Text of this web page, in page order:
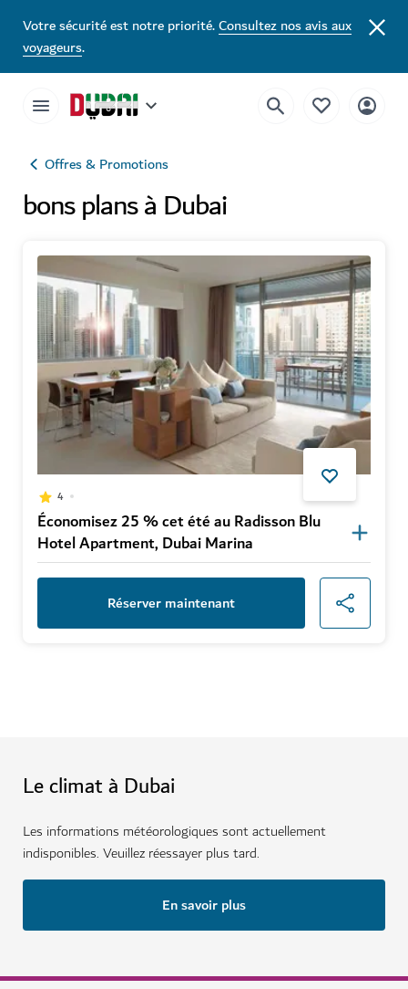
Votre sécurité est notre priorité.Consultez nos avis aux
voyageurs.
Offres & Promotions
bons plans à Dubai
4
Économisez 25 % cet été au Radisson Blu
Hotel Apartment, Dubai Marina
Réserver maintenant
Le climat à Dubai
Les informations météorologiques sont actuellement
indisponibles. Veuillez réessayer plus tard.
En savoir plus